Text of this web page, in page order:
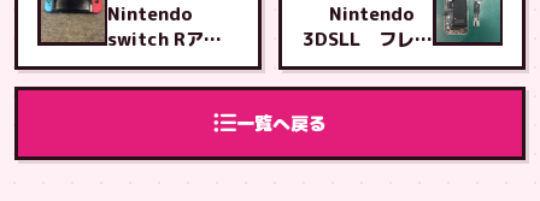
Nintendo
switch Rアナ
ログスティック
交換修理
一覧へ戻る
Nintendo
3DSLL フレキ
シブルスピーカ
ーケーブル交換